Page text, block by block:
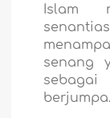
Islam
senang
berjumpa.